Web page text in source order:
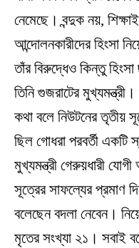
নেমেছে। বন্দুক নয়,
আন্দোলনকারীদের হিংসা
তাঁর বিরুদ্ধেও কিন্তু
তিনি গুজরাটের
কথা বলে নিউটনের তৃতীয়
ছিল গোধরা পরবর্তী একটি
মুখ্যমন্ত্রী গেরুয়ধারী
সূত্রের সাফল্যের প্রমাণ
বলেছেন বদলা নেবেন।
মৃতের সংখ্যা ২১। সবাই